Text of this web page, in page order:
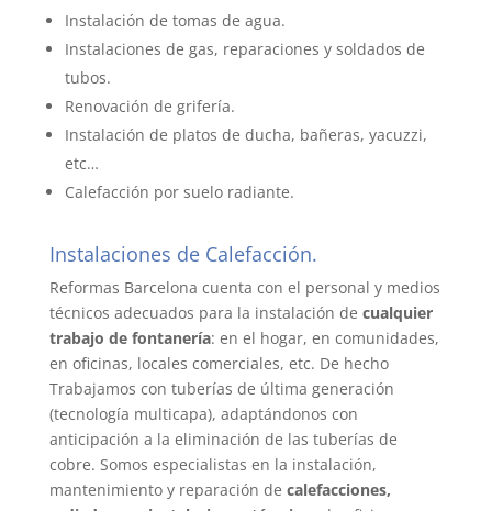
Instalación de tomas de agua.
Instalaciones de gas, reparaciones y soldados de
tubos.
Renovación de grifería.
Instalación de platos de ducha, bañeras, yacuzzi,
etc…
Calefacción por suelo radiante.
Instalaciones de Calefacción.
Reformas Barcelona cuenta con el personal y medios
técnicos adecuados para la instalación de cualquier
trabajo de fontanería: en el hogar, en comunidades,
en oficinas, locales comerciales, etc. De hecho
Trabajamos con tuberías de última generación
(tecnología multicapa), adaptándonos con
anticipación a la eliminación de las tuberías de
cobre. Somos especialistas en la instalación,
mantenimiento y reparación de calefacciones,